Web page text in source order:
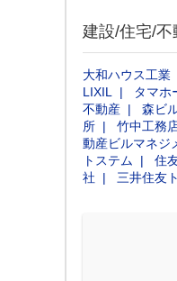
建設/住宅/不
大和ハウス工業
LIXIL
タマホ
不動産
森ビ
所
竹中工務
動産ビルマネジ
トステム
住
社
三井住友